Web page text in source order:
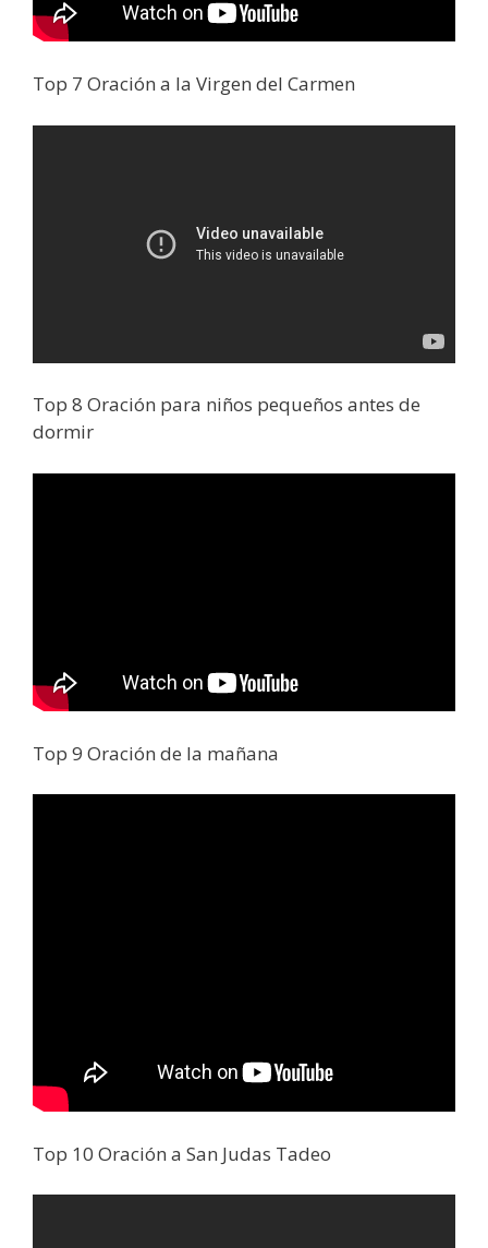
Top 7 Oración a la Virgen del Carmen
Top 8 Oración para niños pequeños antes de
dormir
Top 9 Oración de la mañana
Top 10 Oración a San Judas Tadeo